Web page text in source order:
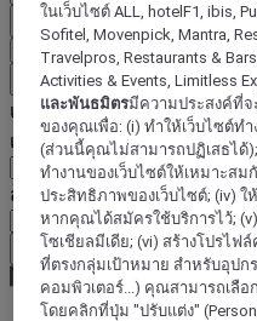
ยืนยันประเทศและภาษา
EUR (€)
ย้อนกลับ
เลือกสกุลเงินด้านล่าง
เขตภูมิศาสตร์
สกุลเงิน
ยืนยันสกุลเงิน
ในเว็บไซต์ ALL, hotelF1, ibis,
Sofitel, Movenpick, Mantra,
Travelpros, Restaurants &
Activities & Events, Limitless
และพันธมิตรมีความประสงค์ที่
ของคุณเพื่อ: (i) ทำให้เว็บไซต์ท
(ส่วนนี้คุณไม่สามารถปฏิเสธได้
ทำงานของเว็บไซต์ให้เหมาะส
ประสิทธิภาพของเว็บไซต์; (iv) ใ
หากคุณได้สมัครใช้บริการไว้;
โซเชียลมีเดีย; (vi) สร้างโปรไ
ที่ตรงกลุ่มเป้าหมาย สำหรับอุป
คอมพิวเตอร์...) คุณสามารถเลื
โดยคลิกที่ปุ่ม "ปรับแต่ง"